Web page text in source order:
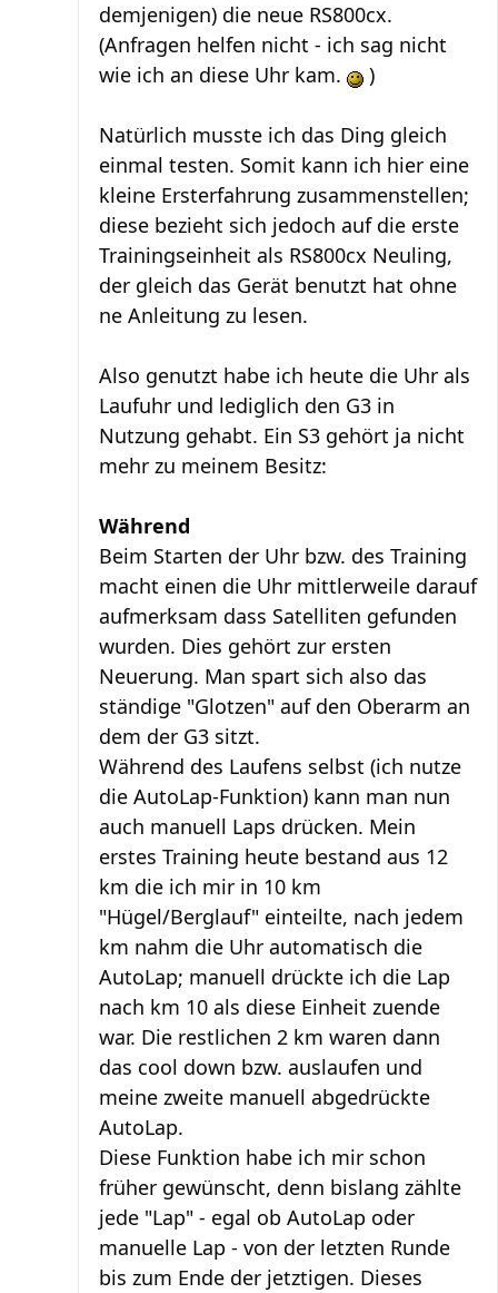
demjenigen) die neue RS800cx.
(Anfragen helfen nicht - ich sag nicht
wie ich an diese Uhr kam.
)
Natürlich musste ich das Ding gleich
einmal testen. Somit kann ich hier eine
kleine Ersterfahrung zusammenstellen;
diese bezieht sich jedoch auf die erste
Trainingseinheit als RS800cx Neuling,
der gleich das Gerät benutzt hat ohne
ne Anleitung zu lesen.
Also genutzt habe ich heute die Uhr als
Laufuhr und lediglich den G3 in
Nutzung gehabt. Ein S3 gehört ja nicht
mehr zu meinem Besitz:
Während
Beim Starten der Uhr bzw. des Training
macht einen die Uhr mittlerweile darauf
aufmerksam dass Satelliten gefunden
wurden. Dies gehört zur ersten
Neuerung. Man spart sich also das
ständige "Glotzen" auf den Oberarm an
dem der G3 sitzt.
Während des Laufens selbst (ich nutze
die AutoLap-Funktion) kann man nun
auch manuell Laps drücken. Mein
erstes Training heute bestand aus 12
km die ich mir in 10 km
"Hügel/Berglauf" einteilte, nach jedem
km nahm die Uhr automatisch die
AutoLap; manuell drückte ich die Lap
nach km 10 als diese Einheit zuende
war. Die restlichen 2 km waren dann
das cool down bzw. auslaufen und
meine zweite manuell abgedrückte
AutoLap.
Diese Funktion habe ich mir schon
früher gewünscht, denn bislang zählte
jede "Lap" - egal ob AutoLap oder
manuelle Lap - von der letzten Runde
bis zum Ende der jetztigen. Dieses